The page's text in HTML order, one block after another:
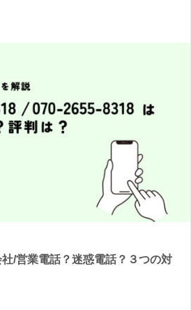
/営業電話？迷惑電話？３つの対